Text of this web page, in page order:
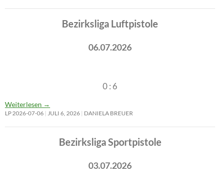
Bezirksliga Luftpistole
06.07.2026
0 : 6
Weiterlesen →
LP 2026-07-06 JULI 6, 2026 DANIELA BREUER
Bezirksliga Sportpistole
03.07.2026